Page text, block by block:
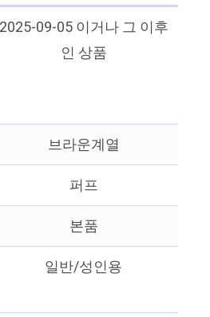
2025-09-05 이거나 그 이후
인 상품
브라운계열
퍼프
본품
일반/성인용